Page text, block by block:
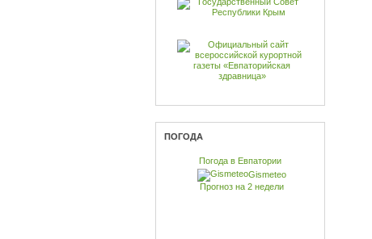
ПОГОДА
Погода в Евпатории
Gismeteo
Прогноз на 2 недели